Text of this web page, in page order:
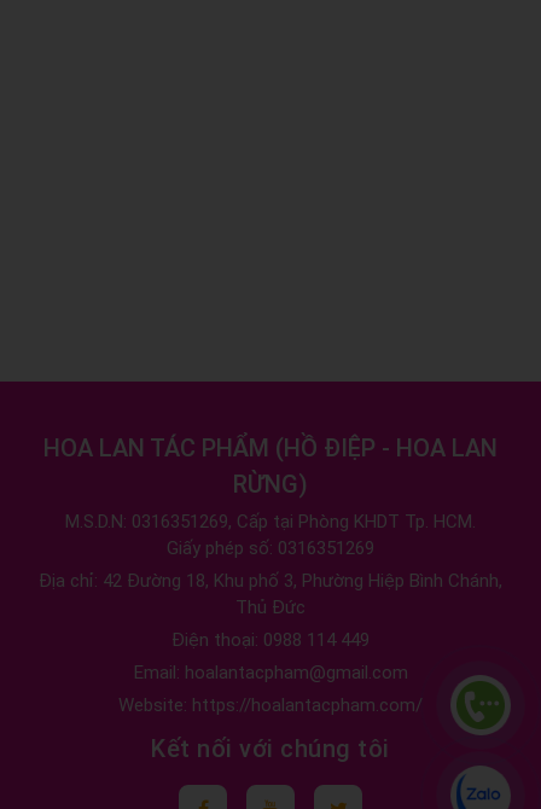
HOA LAN TÁC PHẨM (HỒ ĐIỆP - HOA LAN
RỪNG)
M.S.D.N: 0316351269, Cấp tại Phòng KHDT Tp. HCM.
Giấy phép số: 0316351269
Địa chỉ: 42 Đường 18, Khu phố 3, Phường Hiệp Bình Chánh,
Thủ Đức
Điện thoại: 0988 114 449
Email: hoalantacpham@gmail.com
Website: https://hoalantacpham.com/
Kết nối với chúng tôi